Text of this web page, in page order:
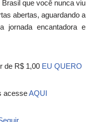
que você nunca viu
abertas, aguardando a
jornada encantadora e
de R$ 1,00 EU QUERO
acesseAQUI